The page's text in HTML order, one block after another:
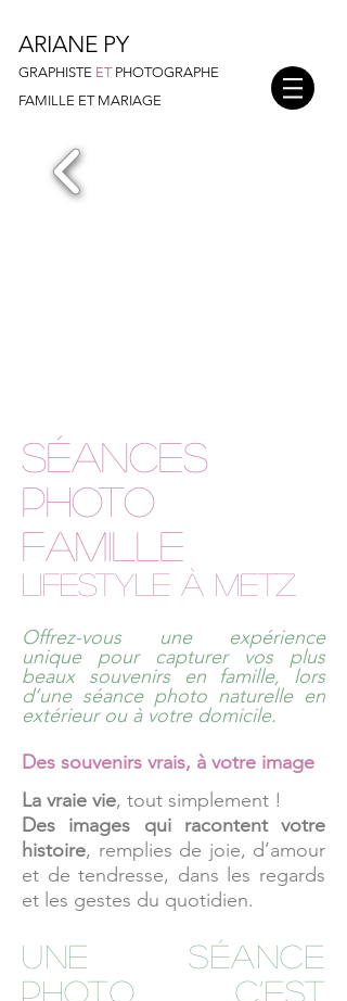
ARIANE PY
GRAPHISTE ET PHOTOGRAPHE
FAMILLE ET MARIAGE
Séances
photo
Famille
LIFESTYLE à Metz
Offrez-vous une expérience
unique pour capturer vos plus
beaux souvenirs en famille, lors
d’une séance photo naturelle en
extérieur ou à votre domicile.
Des souvenirs vrais, à votre image
La vraie vie, tout simplement !
Des images qui racontent votre
histoire, remplies de joie, d’amour
et de tendresse, dans les regards
et les gestes du quotidien.
Une séance
photo, c’est